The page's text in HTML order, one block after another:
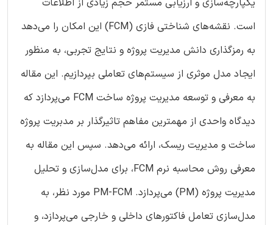
یکپارچه‌سازی و ارزیابی مستمر حجم زیادی از اطلاعات
است. نقشه‌های شناختی فازی (FCM) این امکان را می‌دهد
به رمزگذاری دانش مدیریت پروژه و نتایج تجربی، به منظور
ایجاد مدل موثری از سیستم‌های تعاملی بپردازیم. این مقاله
به معرفی و توسعه مدیریت پروژه ساخت FCM می‌پردازد که
دیدگاه واحدی از مهمترین مفاهم تاثیرگذار بر مدبریت پروژه
ساخت و مدیریت ریسک، ارائه می‌دهد. سپس این مقاله به
معرفی روش محاسبه نرم FCM، برای مدل‌سازی و تحلیل
مدیریت پروژه (PM) می‌پردازد. PM-FCM مورد نظر، به
مدل‌سازی تعامل فاکتور‌های داخلی و خارجی می‌پردازد، و